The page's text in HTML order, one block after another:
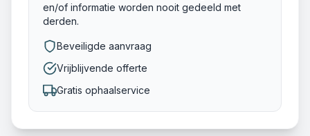
en/of informatie worden nooit gedeeld met
derden.
Beveiligde aanvraag
Vrijblijvende offerte
Gratis ophaalservice